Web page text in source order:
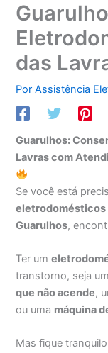
das
PorAssistência
Guarulhos:
Lavras com
Se você está
eletrodomésticos
Guarulhos,
Ter um
transtorno, seja
que não acende,
ou uma máquina
Mas fique